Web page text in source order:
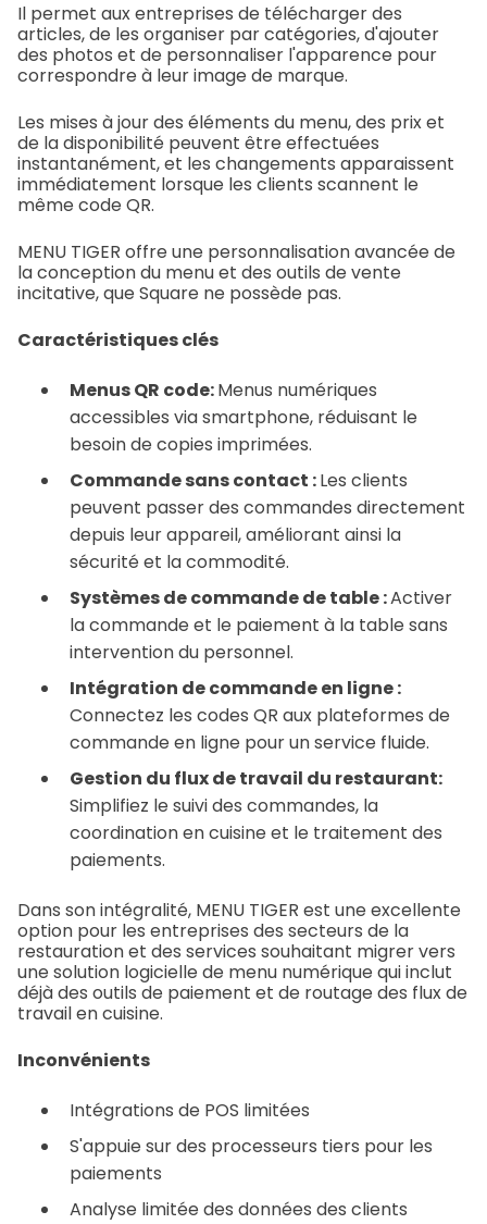
Il permet aux entreprises de télécharger des
articles, de les organiser par catégories, d'ajouter
des photos et de personnaliser l'apparence pour
correspondre à leur image de marque.
Les mises à jour des éléments du menu, des prix et
de la disponibilité peuvent être effectuées
instantanément, et les changements apparaissent
immédiatement lorsque les clients scannent le
même code QR.
MENU TIGER offre une personnalisation avancée de
la conception du menu et des outils de vente
incitative, que Square ne possède pas.
Caractéristiques clés
Menus QR code:Menus numériques
accessibles via smartphone, réduisant le
besoin de copies imprimées.
Commande sans contact :Les clients
peuvent passer des commandes directement
depuis leur appareil, améliorant ainsi la
sécurité et la commodité.
Systèmes de commande de table :Activer
la commande et le paiement à la table sans
intervention du personnel.
Intégration de commande en ligne :
Connectez les codes QR aux plateformes de
commande en ligne pour un service fluide.
Gestion du flux de travail du restaurant:
Simplifiez le suivi des commandes, la
coordination en cuisine et le traitement des
paiements.
Dans son intégralité, MENU TIGER est une excellente
option pour les entreprises des secteurs de la
restauration et des services souhaitant migrer vers
une solution logicielle de menu numérique qui inclut
déjà des outils de paiement et de routage des flux de
travail en cuisine.
Inconvénients
Intégrations de POS limitées
S'appuie sur des processeurs tiers pour les
paiements
Analyse limitée des données des clients